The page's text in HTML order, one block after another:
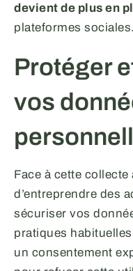
devient de plus en
plateformes sociales.
Protéger
vos
Face à cette
d’entreprendre des
sécuriser vos
pratiques
un consentement